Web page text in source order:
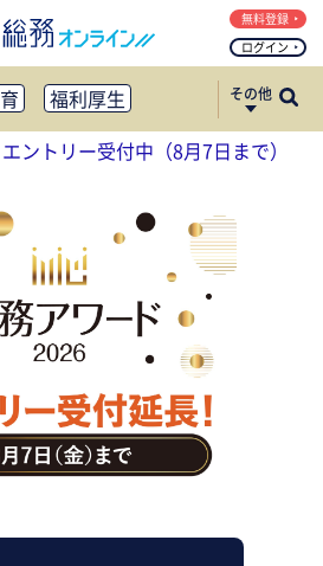
ログイン
無料登録
福利厚生
ス
ション活性化
CSR・SDGs
ト削減
調査・レポート
その他
ントリー受付中（8月7日まで）